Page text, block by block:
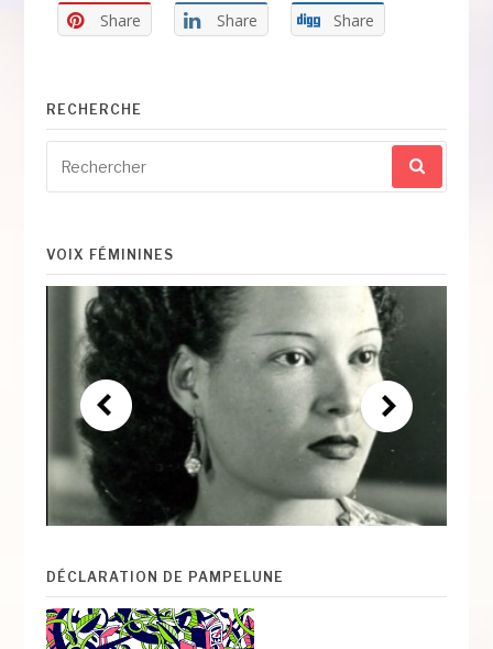
Share Share Share
RECHERCHE
pour
:
VOIX FÉMININES
DÉCLARATION DE PAMPELUNE